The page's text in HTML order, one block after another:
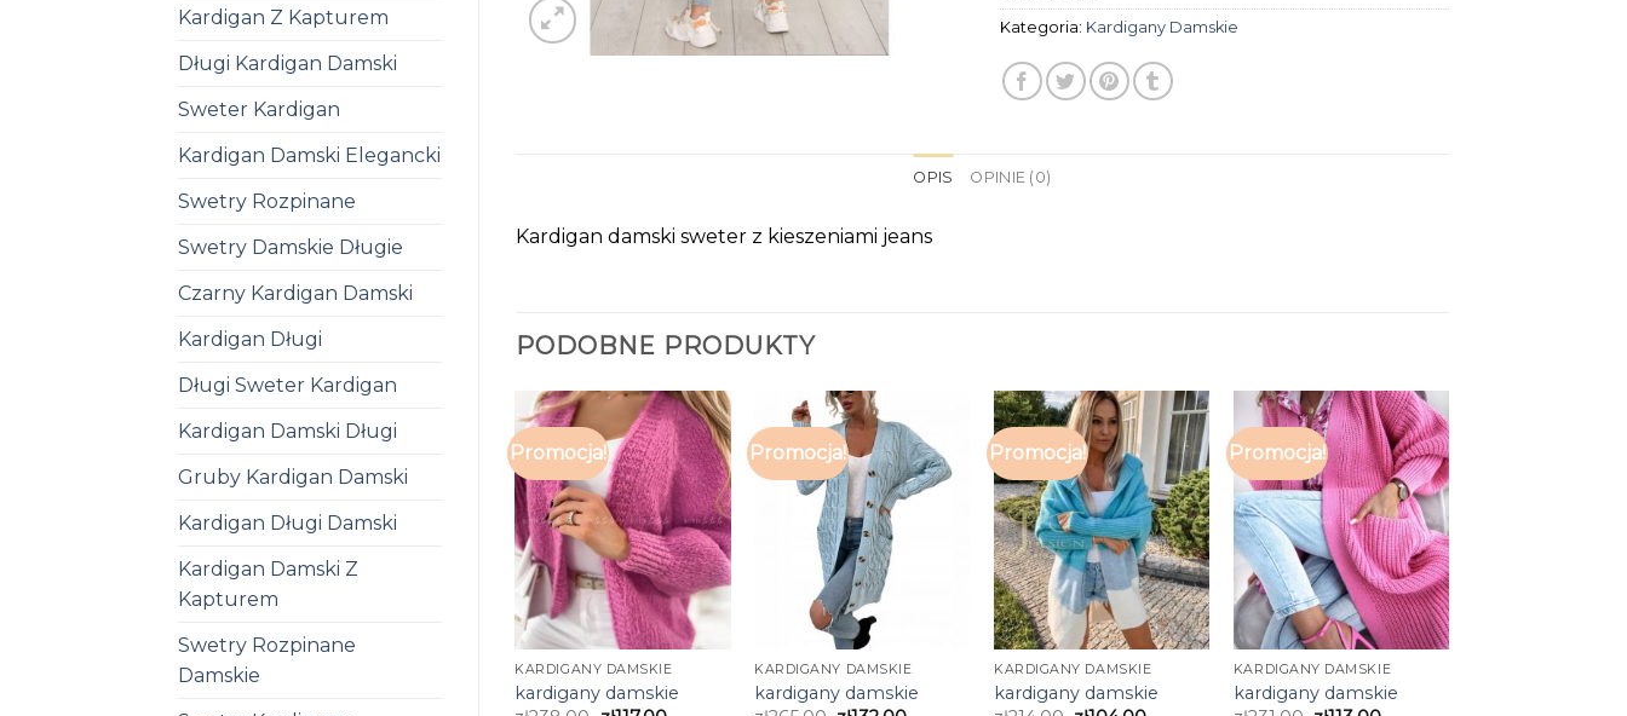
Kardigan Z Kapturem
Długi Kardigan Damski
Sweter Kardigan
Kardigan Damski Elegancki
Swetry Rozpinane
Swetry Damskie Długie
Czarny Kardigan Damski
Kardigan Długi
Długi Sweter Kardigan
Kardigan Damski Długi
Gruby Kardigan Damski
Kardigan Długi Damski
Kardigan Damski Z
Kapturem
Swetry Rozpinane
Damskie
Kategoria: Kardigany Damskie
OPIS OPINIE (0)
Kardigan damski sweter z kieszeniami jeans
PODOBNE PRODUKTY
Promocja!
KARDIGANY DAMSKIE
kardigany damskie
Promocja!
KARDIGANY DAMSKIE
kardigany damskie
Promocja!
KARDIGANY DAMSKIE
kardigany damskie
Promocja!
KARDIGANY DAMSKIE
kardigany damskie